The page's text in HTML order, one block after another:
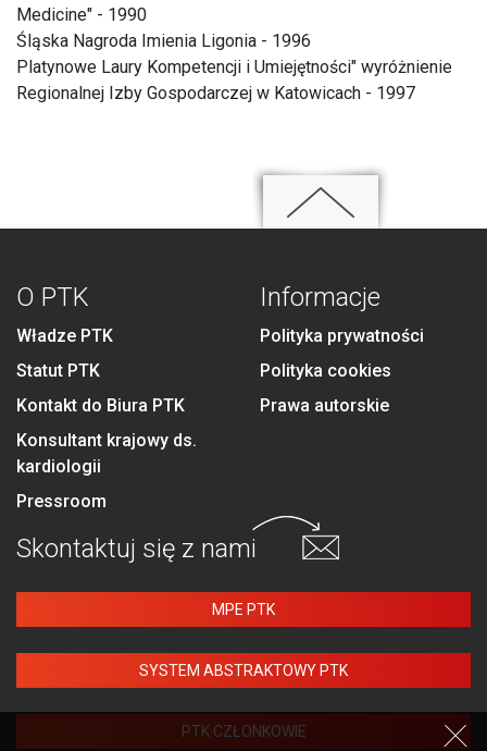
Medicine" - 1990
Śląska Nagroda Imienia Ligonia - 1996
Platynowe Laury Kompetencji i Umiejętności" wyróżnienie
Regionalnej Izby Gospodarczej w Katowicach - 1997
O PTK
Władze PTK
Statut PTK
Kontakt do Biura PTK
Konsultant krajowy ds.
kardiologii
Pressroom
Informacje
Polityka prywatności
Polityka cookies
Prawa autorskie
Skontaktuj się z nami
MPE PTK
SYSTEM ABSTRAKTOWY PTK
PTK CZŁONKOWIE